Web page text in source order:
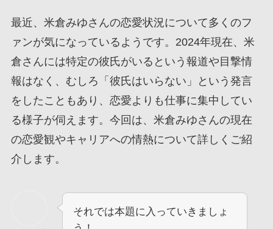
最近、米倉みゆさんの恋愛状況について多くのフ
ァンが気になっているようです。2024年現在、米
倉さんには特定の彼氏がいるという報道や目撃情
報はなく、むしろ「彼氏はいらない」という発言
をしたこともあり、恋愛よりも仕事に集中してい
る様子が伺えます。今回は、米倉みゆさんの現在
の恋愛観やキャリアへの情熱について詳しくご紹
介します。
それでは本題に入っていきましょ